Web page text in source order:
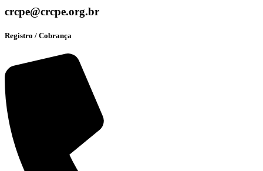
crcpe@crcpe.org.br
Registro / Cobrança